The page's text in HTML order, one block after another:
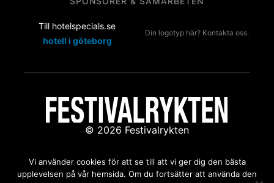
Till hotelspecials.se
hotell i göteborg
Din logotyp här? Kontakta oss.
© 2026 Festivalrykten
Kontakta oss:redaktion@festivalrykten.se
Vi använder cookies för att se till att vi ger dig den bästa
upplevelsen på vår hemsida. Om du fortsätter att använda den